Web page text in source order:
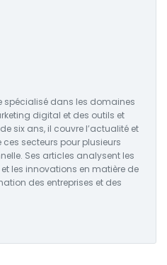
spécialisé dans les domaines
digital et des outils et
six ans, il couvre l’actualité et
secteurs pour plusieurs
Ses articles analysent les
les innovations en matière de
des entreprises et des